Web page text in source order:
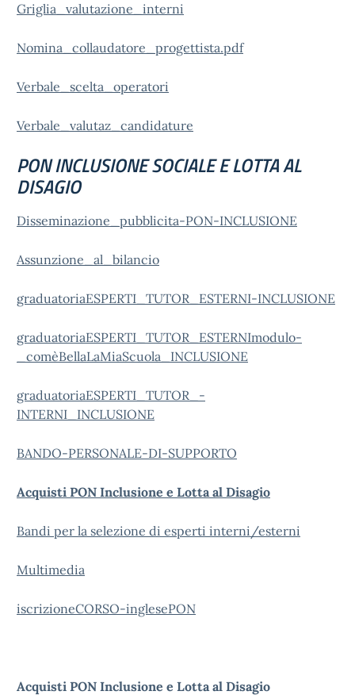
Griglia_valutazione_interni
Nomina_collaudatore_progettista.pdf
Verbale_scelta_operatori
Verbale_valutaz_candidature
PON INCLUSIONE SOCIALE E LOTTA AL
DISAGIO
Disseminazione_pubblicita-PON-INCLUSIONE
Assunzione_al_bilancio
graduatoriaESPERTI_TUTOR_ESTERNI-INCLUSIONE
graduatoriaESPERTI_TUTOR_ESTERNImodulo-
_comèBellaLaMiaScuola_INCLUSIONE
graduatoriaESPERTI_TUTOR_-
INTERNI_INCLUSIONE
BANDO-PERSONALE-DI-SUPPORTO
Acquisti PON Inclusione e Lotta al Disagio
Bandi per la selezione di esperti interni/esterni
Multimedia
iscrizioneCORSO-inglesePON
Acquisti PON Inclusione e Lotta al Disagio